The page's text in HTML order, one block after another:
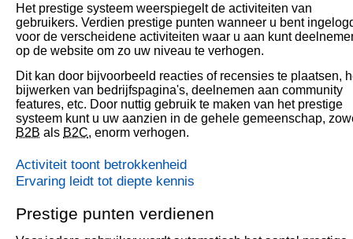
Het prestige systeem weerspiegelt de activiteiten van
gebruikers. Verdien prestige punten wanneer u bent
voor de verscheidene activiteiten waar u aan kunt
op de website om zo uw niveau te verhogen.
Dit kan door bijvoorbeeld reacties of recensies te plaatsen,
bijwerken van bedrijfspagina's, deelnemen aan community
features, etc. Door nuttig gebruik te maken van het prestige
systeem kunt u uw aanzien in de gehele gemeenschap,
B2B als B2C, enorm verhogen.
Activiteit toont betrokkenheid
Ervaring leidt tot diepte kennis
Prestige punten verdienen